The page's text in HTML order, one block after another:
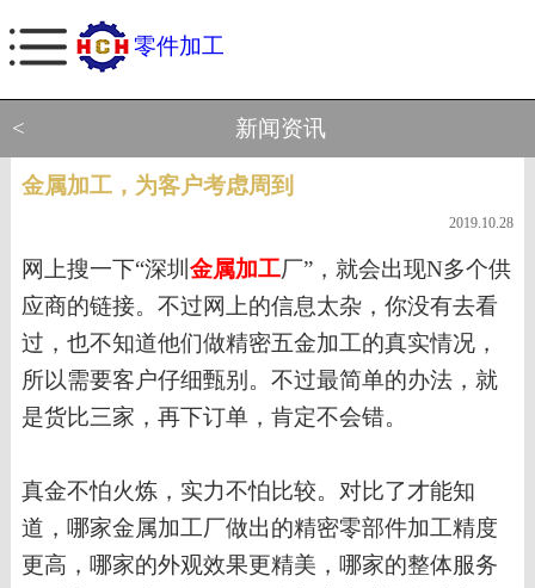
零件加工
< 新闻资讯
金属加工，为客户考虑周到
2019.10.28
网上搜一下“深圳 金属加工厂”，就会出现N多个供
应商的链接。不过网上的信息太杂，你没有去看
过，也不知道他们做精密五金加工的真实情况，
所以需要客户仔细甄别。不过最简单的办法，就
是货比三家，再下订单，肯定不会错。
真金不怕火炼，实力不怕比较。 对比了才能知
道，哪家金属加工厂做出的精密零部件加工精度
更高，哪家的外观效果更精美，哪家的整体服务